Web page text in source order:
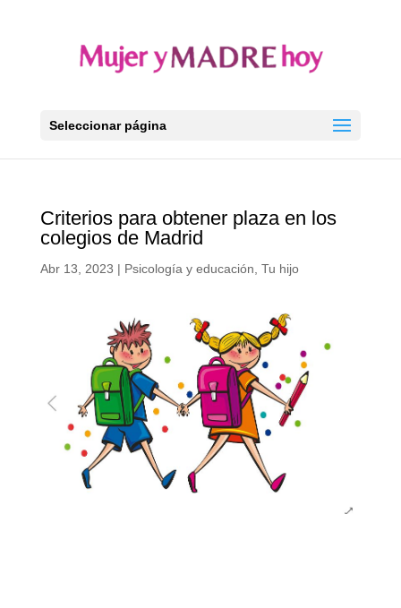
Seleccionar página
Criterios para obtener plaza en los
colegios de Madrid
Abr 13, 2023 | Psicología y educación Tu hijo